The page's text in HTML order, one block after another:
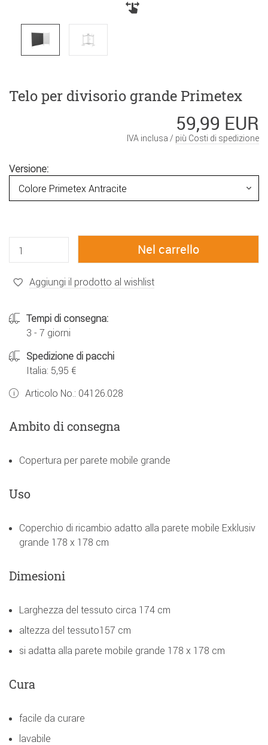
Telo per divisorio grande Primetex
59,99 EUR
IVA inclusa / più Costi di spedizione
Versione:
Aggiungi il prodotto al wishlist
Tempi di consegna:
3 - 7 giorni
Spedizione di pacchi
Italia: 5,95 €
Articolo No.: 04126.028
Ambito di consegna
Copertura per parete mobile grande
Uso
Coperchio di ricambio adatto alla parete mobile Exklusiv
grande 178 x 178 cm
Dimesioni
Larghezza del tessuto circa 174 cm
altezza del tessuto157 cm
si adatta alla parete mobile grande 178 x 178 cm
Cura
facile da curare
lavabile